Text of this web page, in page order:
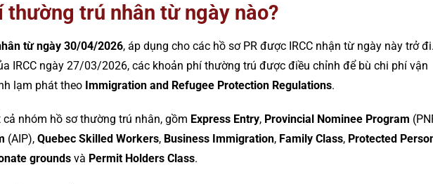
thường trú nhân từ ngày nào?
từ ngày 30/04/2026, áp dụng cho các hồ sơ PR được IRCC nhận từ ngày này trở đi.
IRCC ngày 27/03/2026, các khoản phí thường trú được điều chỉnh để bù chi phí vận
lạm phát theo Immigration and Refugee Protection Regulations.
nhóm hồ sơ thường trú nhân, gồm Express Entry, Provincial Nominee Program
(AIP), Quebec Skilled Workers, Business Immigration, Family Class, Protected
grounds và Permit Holders Class.